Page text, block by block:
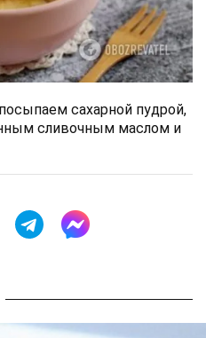
сахарной пудрой,
сливочным маслом и